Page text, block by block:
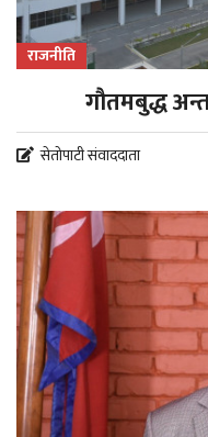
राजनीति
गौतमबुद्ध
सेतोपाटी संवाददाता